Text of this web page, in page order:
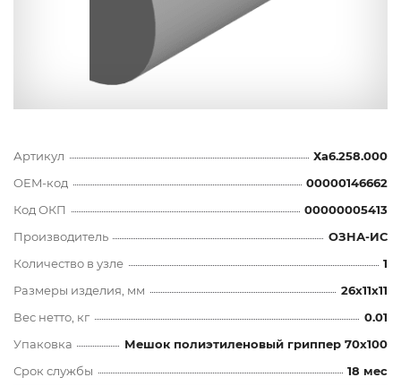
Артикул
Ха6.258.000
OEM-код
00000146662
Код ОКП
00000005413
Производитель
ОЗНА-ИС
Количество в узле
1
Размеры изделия, мм
26x11x11
Вес нетто, кг
0.01
Упаковка
Мешок полиэтиленовый гриппер 70х100
Срок службы
18 мес